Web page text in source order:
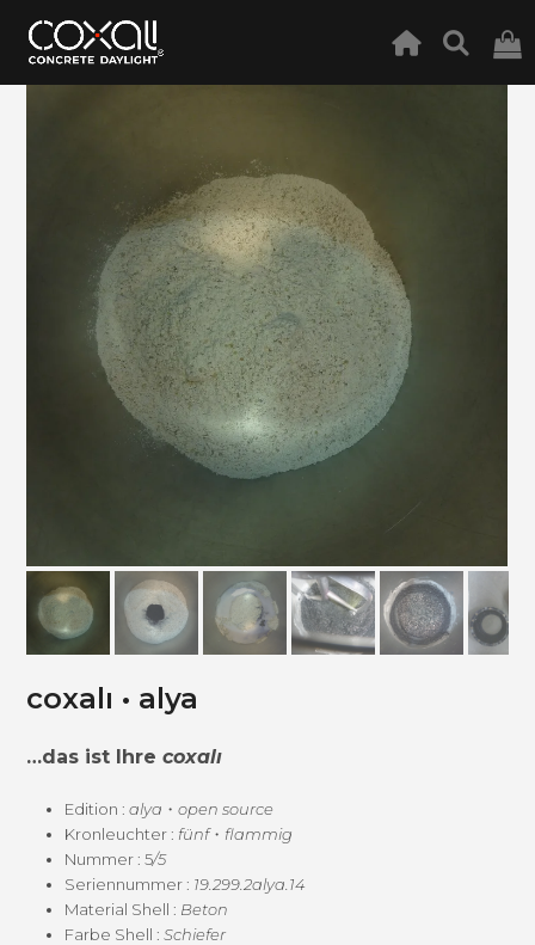
coxalı • alya
…das ist Ihrecox­alı
Edi­tion :alya ・open source
Kro­n­leuchter : fünf・ flam­mig
Num­mer : 5/5
Seri­en­num­mer : 19.299.2alya.14
Mate­r­i­al Shell : Beton
Farbe Shell :Schiefer